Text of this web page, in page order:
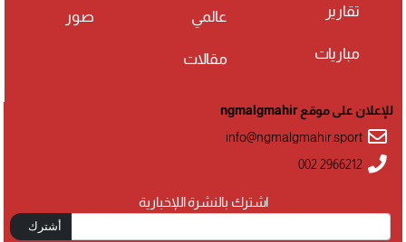
تقارير
مباريات
عالمي
مقالات
صور
اشترك بالنشرة اللإخبارية
أشترك
للإعلان على موقع ngmalgmahir
info@ngmalgmahir.sport
002 2966212